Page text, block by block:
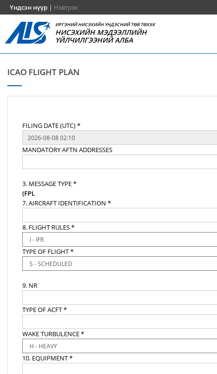
Үндсэн нүүр | Нэвтрэх
ИРГЭНИЙ НИСЭХИЙН ҮНДЭСНИЙ ТӨВ ТӨХХК
НИСЭХИЙН МЭДЭЭЛЛИЙН
ҮЙЛЧИЛГЭЭНИЙ АЛБА
ICAO FLIGHT PLAN
FILING DATE (UTC) *
MANDATORY AFTN ADDRESSES
3. MESSAGE TYPE *
(FPL
7. AIRCRAFT IDENTIFICATION *
8. FLIGHT RULES *
TYPE OF FLIGHT *
9. NR
TYPE OF ACFT *
WAKE TURBULENCE *
10. EQUIPMENT *